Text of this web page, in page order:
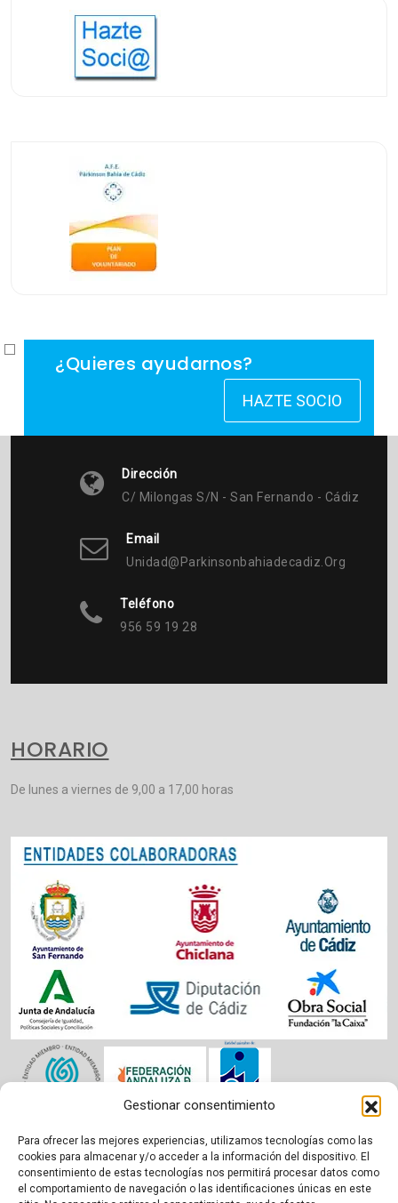
Gestionar consentimiento
Para ofrecer las mejores experiencias, utilizamos tecnologías como las
cookies para almacenar y/o acceder a la información del dispositivo. El
consentimiento de estas tecnologías nos permitirá procesar datos como
el comportamiento de navegación o las identificaciones únicas en este
¿Quieres ayudarnos?
HAZTE SOCIO
Dirección
C/ Milongas S/n - San Fernando - Cádiz
Email
Unidad@parkinsonbahiadecadiz.org
Teléfono
956 59 19 28
HORARIO
De lunes a viernes de 9,00 a 17,00 horas
Aviso legal|Política de cookies|Privacidad